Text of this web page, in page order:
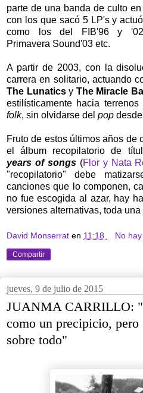
parte de una banda de culto
con los que sacó 5 LP's y
como los del FIB'96 y '02,
Primavera Sound'03 etc.
A partir de 2003, con la
carrera en solitario, actuando
The Lunaticsy The Miracle
estilísticamente hacia
folk, sin olvidarse del pop
Fruto de estos últimos años de
el álbum recopilatorio de
years of songs(Flor y Nata
"recopilatorio" debe
canciones que lo componen,
no fue escogida al azar, hay
versiones alternativas, toda
David Monserrat en 11:18 No
Compartir
jueves, 9 de julio de 2015
JUANMA CARRILLO:
como un precipicio,
sobre todo"